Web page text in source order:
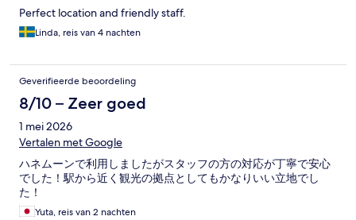
Perfect location and friendly staff.
Linda, reis van 4 nachten
Geverifieerde beoordeling
8/10 – Zeer goed
1 mei 2026
Vertalen met Google
ハネムーンで利用しましたがスタッフの方の対応が丁寧で安心
でした！駅から近く観光の拠点としてもかなりいい立地でし
た！
Yuta, reis van 2 nachten